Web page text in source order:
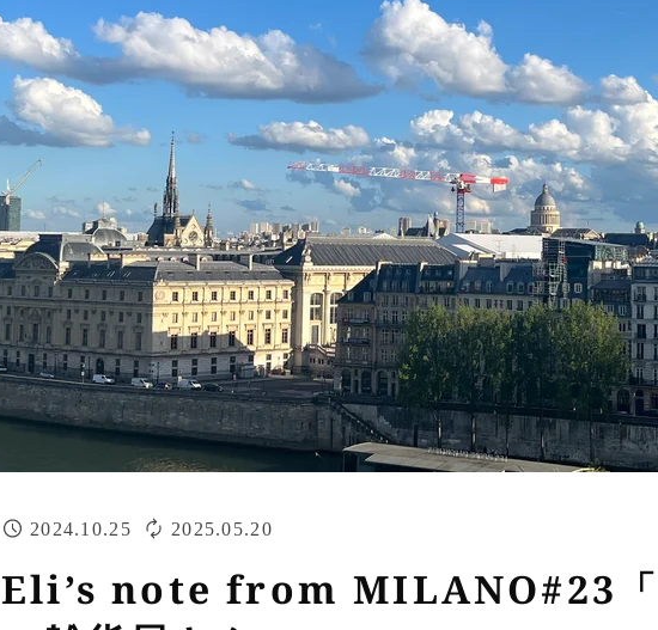
2024.10.25 2025.05.20
Eli’s note from MILANO#23